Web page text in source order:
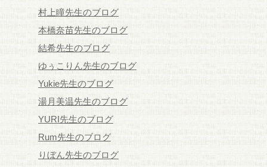
村上瞳先生のブログ
本橋奈苗先生のブログ
結希先生のブログ
ゆぅこりん先生のブログ
Yukie先生のブログ
湯月美温先生のブログ
YURI先生のブログ
Rum先生のブログ
りぼん先生のブログ